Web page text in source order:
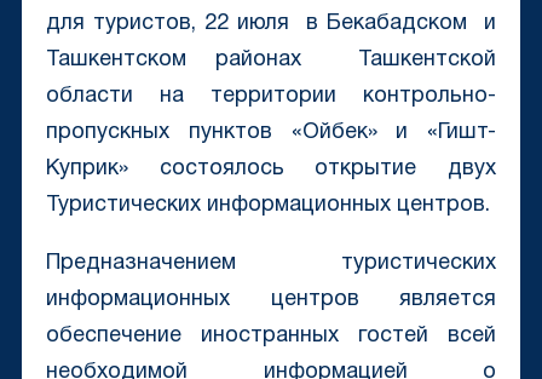
для туристов, 22 июля в Бекабадском и
Ташкентском районах Ташкентской
области на территории контрольно-
пропускных пунктов «Ойбек» и «Гишт-
Куприк» состоялось открытие двух
Туристических информационных центров.
Предназначением туристических
информационных центров является
обеспечение иностранных гостей всей
необходимой информацией о